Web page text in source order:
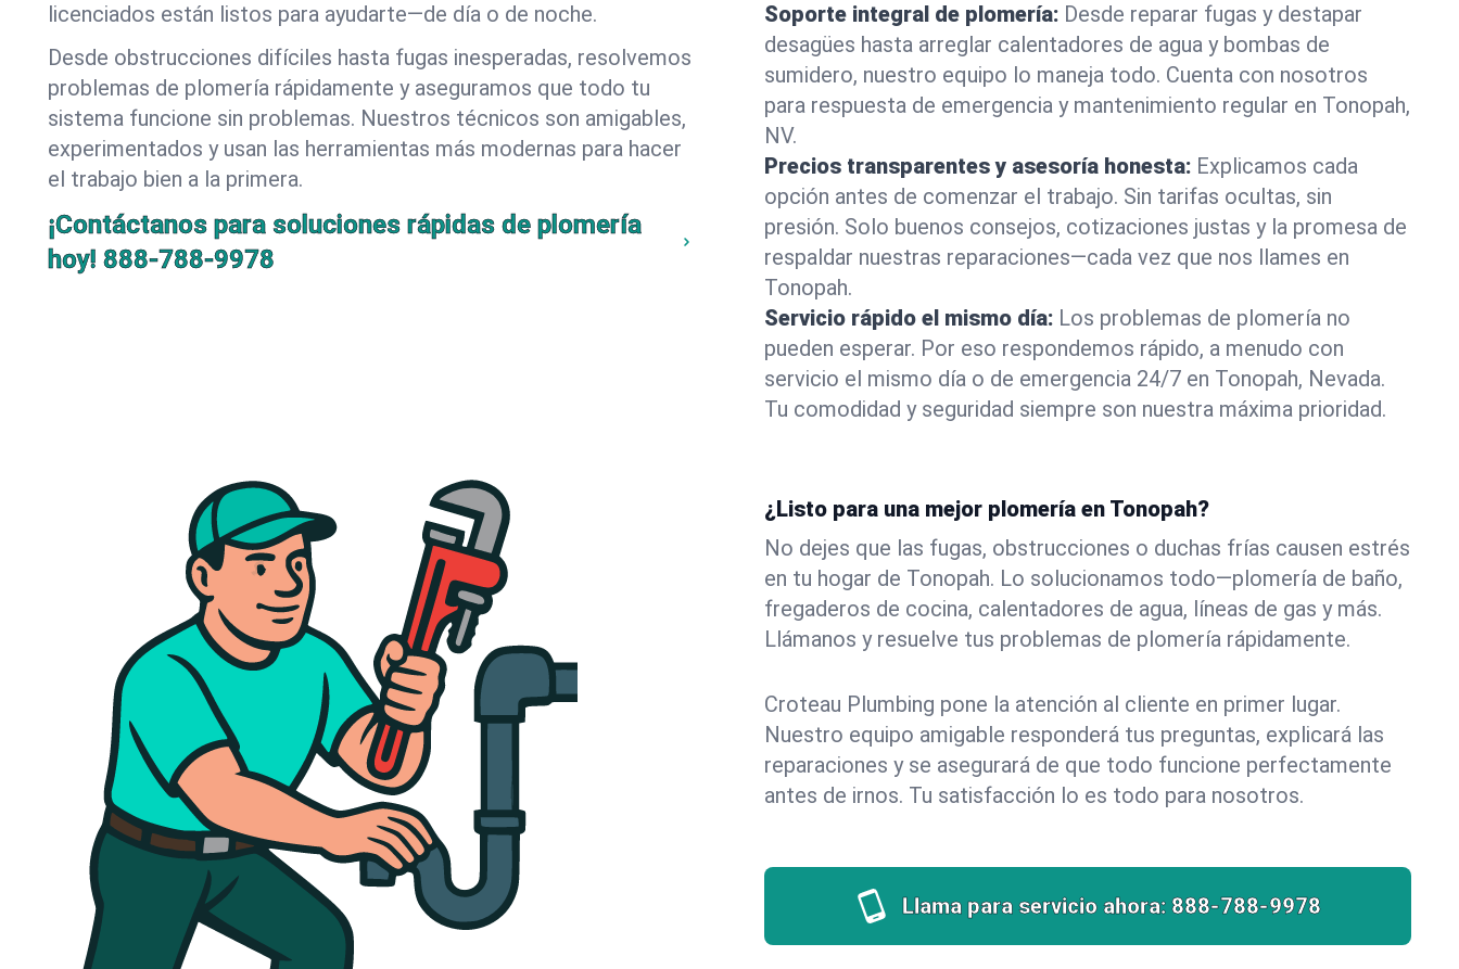
licenciados están listos para ayudarte—de día o de noche.
Desde obstrucciones difíciles hasta fugas inesperadas, resolvemos
problemas de plomería rápidamente y aseguramos que todo tu
sistema funcione sin problemas. Nuestros técnicos son amigables,
experimentados y usan las herramientas más modernas para hacer
el trabajo bien a la primera.
¡Contáctanos para soluciones rápidas de plomería
hoy! 888-788-9978
Soporte integral de plomería: Desde reparar fugas y destapar
desagües hasta arreglar calentadores de agua y bombas de
sumidero, nuestro equipo lo maneja todo. Cuenta con nosotros
para respuesta de emergencia y mantenimiento regular en Tonopah,
NV.
Precios transparentes y asesoría honesta: Explicamos cada
opción antes de comenzar el trabajo. Sin tarifas ocultas, sin
presión. Solo buenos consejos, cotizaciones justas y la promesa de
respaldar nuestras reparaciones—cada vez que nos llames en
Tonopah.
Servicio rápido el mismo día: Los problemas de plomería no
pueden esperar. Por eso respondemos rápido, a menudo con
servicio el mismo día o de emergencia 24/7 en Tonopah, Nevada.
Tu comodidad y seguridad siempre son nuestra máxima prioridad.
¿Listo para una mejor plomería en Tonopah?
No dejes que las fugas, obstrucciones o duchas frías causen estrés
en tu hogar de Tonopah. Lo solucionamos todo—plomería de baño,
fregaderos de cocina, calentadores de agua, líneas de gas y más.
Llámanos y resuelve tus problemas de plomería rápidamente.
Croteau Plumbing pone la atención al cliente en primer lugar.
Nuestro equipo amigable responderá tus preguntas, explicará las
reparaciones y se asegurará de que todo funcione perfectamente
antes de irnos. Tu satisfacción lo es todo para nosotros.
Llama para servicio ahora: 888-788-9978